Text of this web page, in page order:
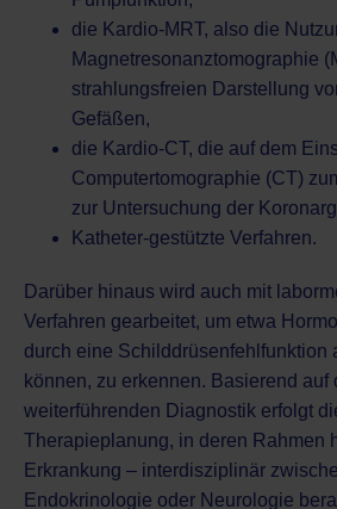
die Kardio-MRT, also die
Magnetresonanztomographie
strahlungsfreien Darstellung
Gefäßen,
die Kardio-CT, die auf dem
Computertomographie (CT)
zur Untersuchung der
Katheter-gestützte Verfahren.
Darüber hinaus wird auch mit
Verfahren gearbeitet, um etwa
durch eine Schilddrüsenfehlfunktion
können, zu erkennen. Basierend auf
weiterführenden Diagnostik erfolgt
Therapieplanung, in deren Rahmen
Erkrankung – interdisziplinär
Endokrinologie oder Neurologie